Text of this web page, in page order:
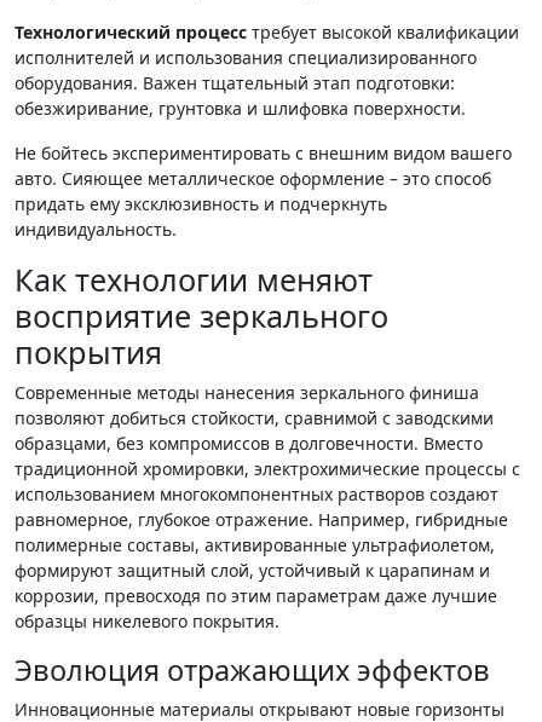
Технологический процесс требует высокой квалификации
исполнителей и использования специализированного
оборудования. Важен тщательный этап подготовки:
обезжиривание, грунтовка и шлифовка поверхности.
Не бойтесь экспериментировать с внешним видом вашего
авто. Сияющее металлическое оформление – это способ
придать ему эксклюзивность и подчеркнуть
индивидуальность.
Как технологии меняют
восприятие зеркального
покрытия
Современные методы нанесения зеркального финиша
позволяют добиться стойкости, сравнимой с заводскими
образцами, без компромиссов в долговечности. Вместо
традиционной хромировки, электрохимические процессы с
использованием многокомпонентных растворов создают
равномерное, глубокое отражение. Например, гибридные
полимерные составы, активированные ультрафиолетом,
формируют защитный слой, устойчивый к царапинам и
коррозии, превосходя по этим параметрам даже лучшие
образцы никелевого покрытия.
Эволюция отражающих эффектов
Инновационные материалы открывают новые горизонты